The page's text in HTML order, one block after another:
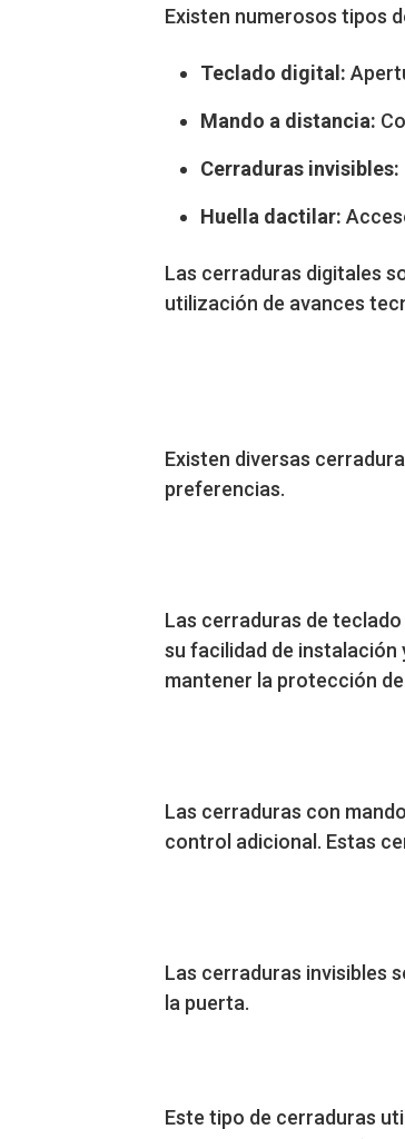
Existen numerosos tipos
Teclado digital:
Mando a distancia:
Cerraduras invisibles:
Huella dactilar:
Las cerraduras digitales
utilización de avances
Existen diversas
preferencias.
Las cerraduras de
su facilidad de instalación
mantener la protección
Las cerraduras con
control adicional. Estas
Las cerraduras invisibles
la puerta.
Este tipo de cerraduras